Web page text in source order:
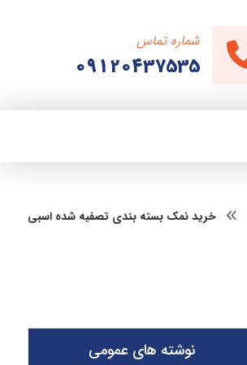
شماره تماس
09120437535
خرید نمک بسته بندی تصفیه شده اسبی
نوشته های عمومی